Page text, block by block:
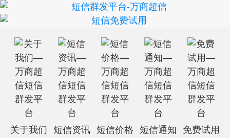
关于我们 短信资讯 短信价格 短信通知 免费试用